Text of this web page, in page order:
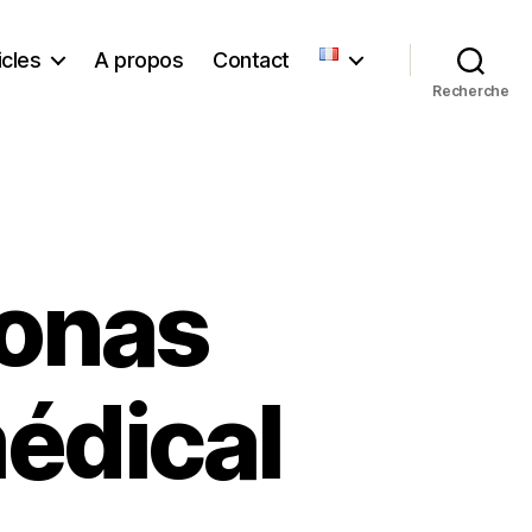
A propos Contact
Recherche